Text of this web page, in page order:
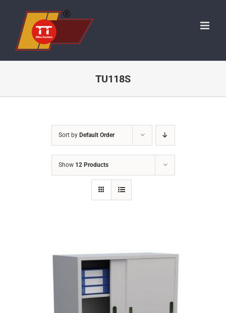
content
TU118S
Sort by Default Order
Show 12 Products